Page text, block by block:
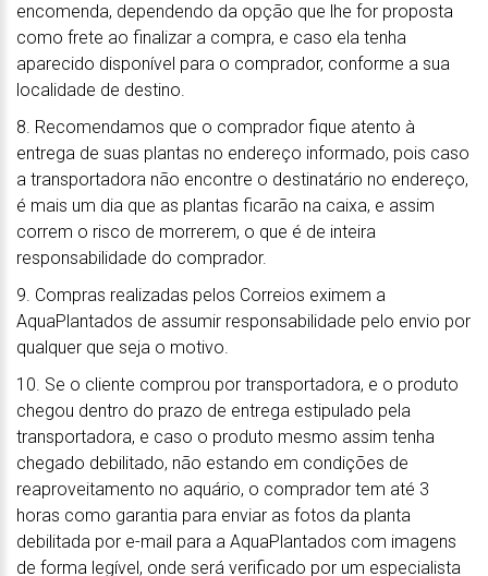
encomenda, dependendo da opção que lhe for proposta
como frete ao finalizar a compra, e caso ela tenha
aparecido disponível para o comprador, conforme a sua
localidade de destino.
8. Recomendamos que o comprador fique atento à
entrega de suas plantas no endereço informado, pois caso
a transportadora não encontre o destinatário no endereço,
é mais um dia que as plantas ficarão na caixa, e assim
correm o risco de morrerem, o que é de inteira
responsabilidade do comprador.
9. Compras realizadas pelos Correios eximem a
AquaPlantados de assumir responsabilidade pelo envio por
qualquer que seja o motivo.
10. Se o cliente comprou por transportadora, e o produto
chegou dentro do prazo de entrega estipulado pela
transportadora, e caso o produto mesmo assim tenha
chegado debilitado, não estando em condições de
reaproveitamento no aquário, o comprador tem até 3
horas como garantia para enviar as fotos da planta
debilitada por e-mail para a AquaPlantados com imagens
de forma legível, onde será verificado por um especialista